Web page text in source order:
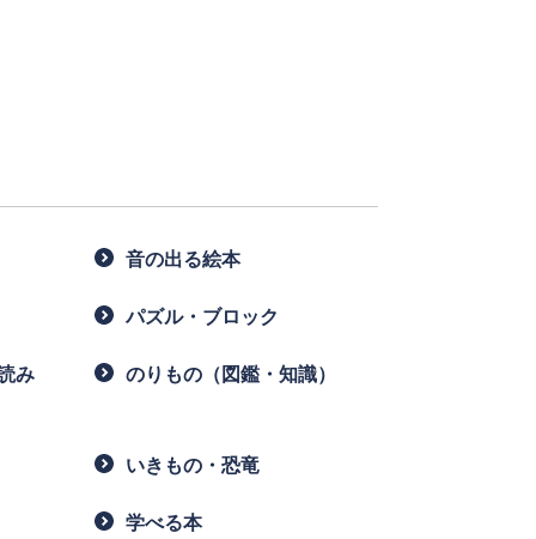
音の出る絵本
パズル・ブロック
み のりもの（図鑑・知識）
いきもの・恐竜
学べる本